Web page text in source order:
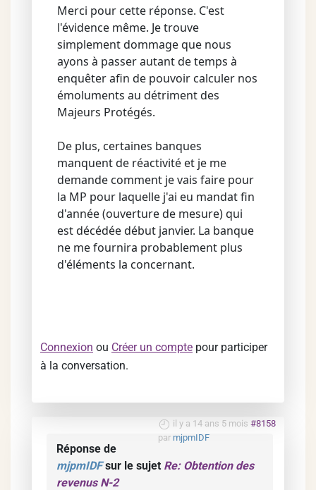
Merci pour cette réponse. C'est
l'évidence même. Je trouve
simplement dommage que nous
ayons à passer autant de temps à
enquêter afin de pouvoir calculer nos
émoluments au détriment des
Majeurs Protégés.
De plus, certaines banques
manquent de réactivité et je me
demande comment je vais faire pour
la MP pour laquelle j'ai eu mandat fin
d'année (ouverture de mesure) qui
est décédée début janvier. La banque
ne me fournira probablement plus
d'éléments la concernant.
Connexion ou Créer un compte pour participer
à la conversation.
il y a 14 ans 5 mois #8158
par mjpmIDF
Réponse de
mjpmIDFsur le sujet Re: Obtention des
revenus N-2